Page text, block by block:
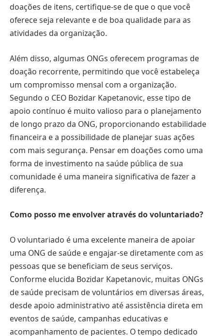
doações de itens, certifique-se de que o que você
oferece seja relevante e de boa qualidade para as
atividades da organização.
Além disso, algumas ONGs oferecem programas de
doação recorrente, permitindo que você estabeleça
um compromisso mensal com a organização.
Segundo o CEO Bozidar Kapetanovic, esse tipo de
apoio contínuo é muito valioso para o planejamento
de longo prazo da ONG, proporcionando estabilidade
financeira e a possibilidade de planejar suas ações
com mais segurança. Pensar em doações como uma
forma de investimento na saúde pública de sua
comunidade é uma maneira significativa de fazer a
diferença.
Como posso me envolver através do voluntariado?
O voluntariado é uma excelente maneira de apoiar
uma ONG de saúde e engajar-se diretamente com as
pessoas que se beneficiam de seus serviços.
Conforme elucida Bozidar Kapetanovic, muitas ONGs
de saúde precisam de voluntários em diversas áreas,
desde apoio administrativo até assistência direta em
eventos de saúde, campanhas educativas e
acompanhamento de pacientes. O tempo dedicado